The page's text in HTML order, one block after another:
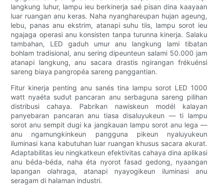
langkung luhur, lampu ieu berkinerja saé pisan dina kaayaan
luar ruangan anu keras. Naha nyanghareupan hujan ageung,
lebu, panas anu ekstrim, atanapi suhu tiis, lampu sorot ieu
ngajaga operasi anu konsisten tanpa turunna kinerja. Salaku
tambahan, LED gaduh umur anu langkung lami tibatan
bohlam tradisional, anu sering dipeunteun salami 50.000 jam
atanapi langkung, anu sacara drastis ngirangan frékuénsi
sareng biaya pangropéa sareng panggantian.
Fitur kinerja penting anu sanés tina lampu sorot LED 1000
watt nyaéta sudut pancaran anu serbaguna sareng pilihan
distribusi cahaya. Pabrikan nawiskeun modél kalayan
panyebaran pancaran anu tiasa disaluyukeun — ti lampu
sorot anu sempit dugi ka jangkauan lampu sorot anu lega —
anu ngamungkinkeun pangguna pikeun nyaluyukeun
iluminasi kana kabutuhan luar ruangan khusus sacara akurat.
Adaptabilitas ieu ningkatkeun efektivitas cahaya dina aplikasi
anu béda-béda, naha éta nyorot fasad gedong, nyaangan
lapangan olahraga, atanapi nyayogikeun iluminasi anu
seragam di halaman industri.